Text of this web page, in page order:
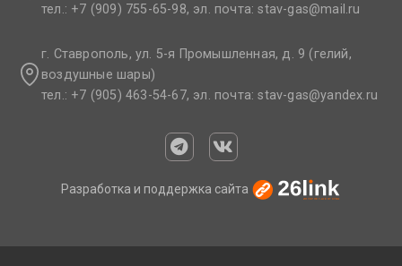
тел.: +7 (909) 755-65-98, эл. почта: stav-gas@mail.ru​
г. Ставрополь, ул. 5-я Промышленная, д. 9 (гелий,
воздушные шары)
тел.: +7 (905) 463-54-67, эл. почта: stav-gas@yandex.ru​
Разработка и поддержка сайта